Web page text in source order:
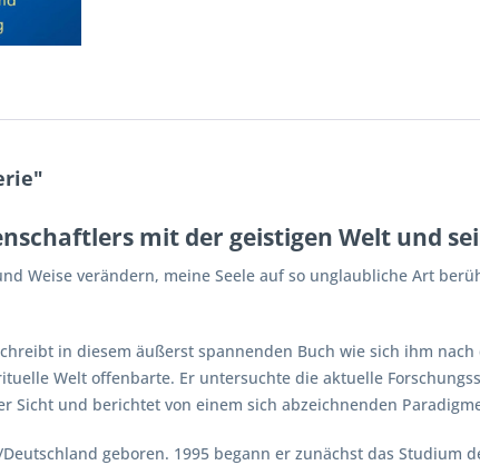
mit der geistigen Welt und
Weise verändern, meine Seele auf so unglaubliche Art
in diesem äußerst spannenden Buch wie sich ihm
Welt offenbarte. Er untersuchte die aktuelle
und berichtet von einem sich abzeichnenden
geboren. 1995 begann er zunächst das Studium